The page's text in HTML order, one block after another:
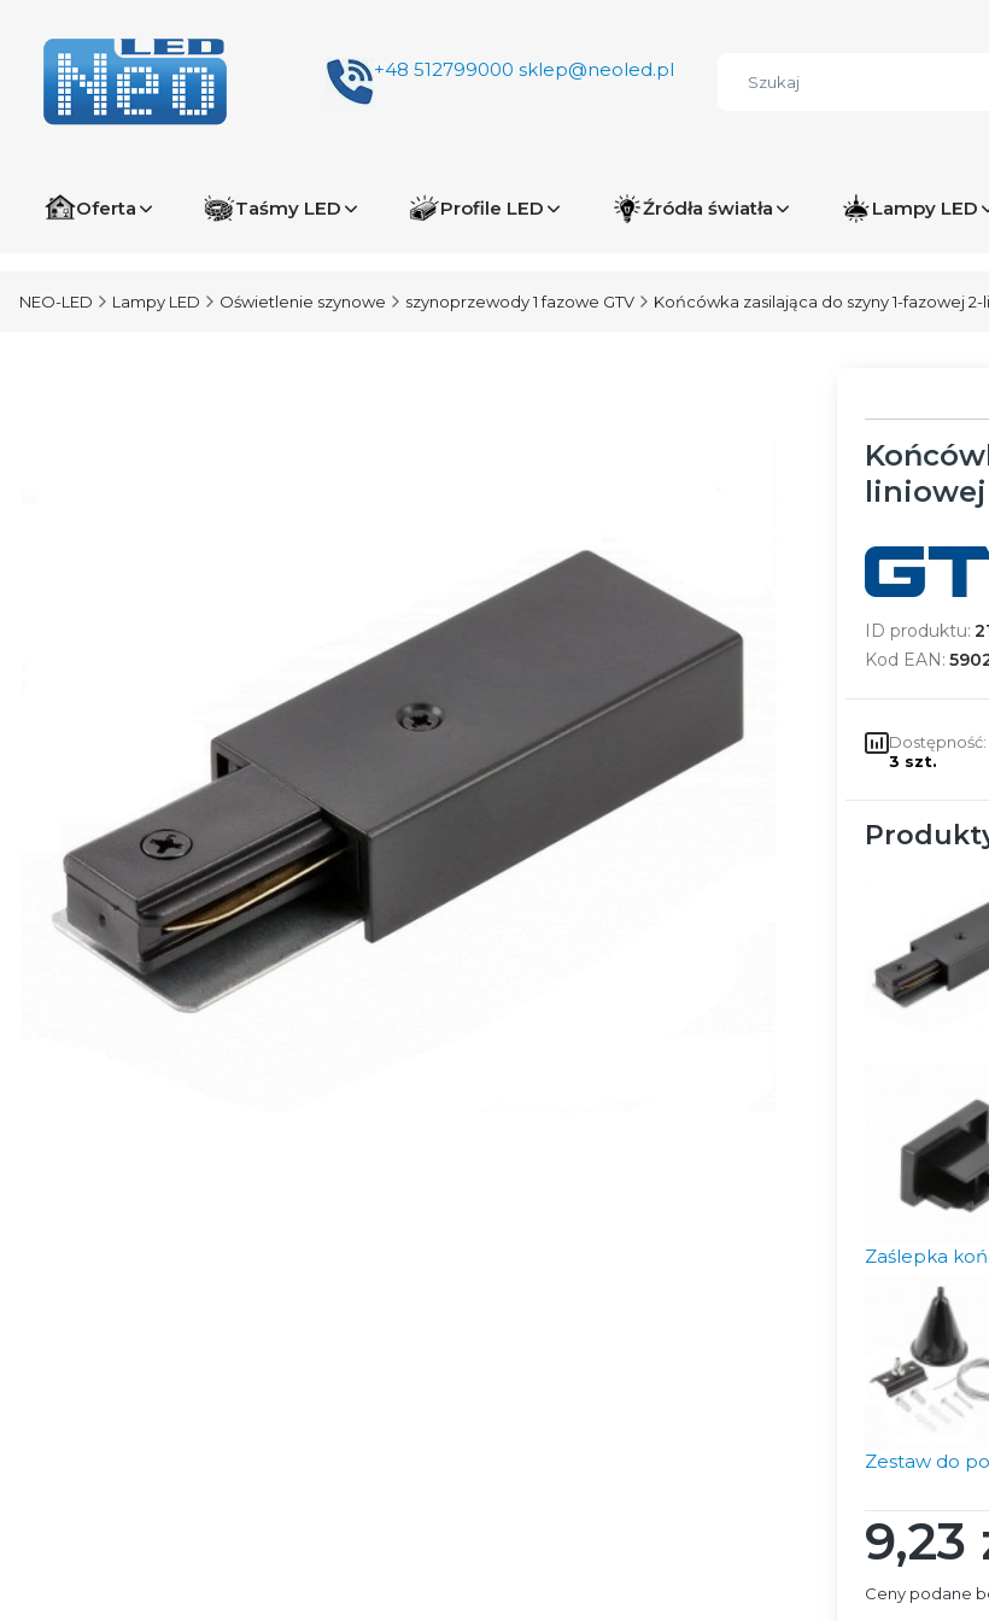
+48 512799000 sklep@neoled.pl
Oferta Taśmy LED Profile LED Źródła światła Lampy LED
NEO-LED Lampy LED Oświetlenie szynowe szynoprzewody 1 fazowe GTV Końcówka zasilająca do szyny 1-fazowej
ID produktu:
Kod EAN:
Dostępność:
3 szt.
Zaślepka
Zestaw do
Cena
9,23
Ceny podane